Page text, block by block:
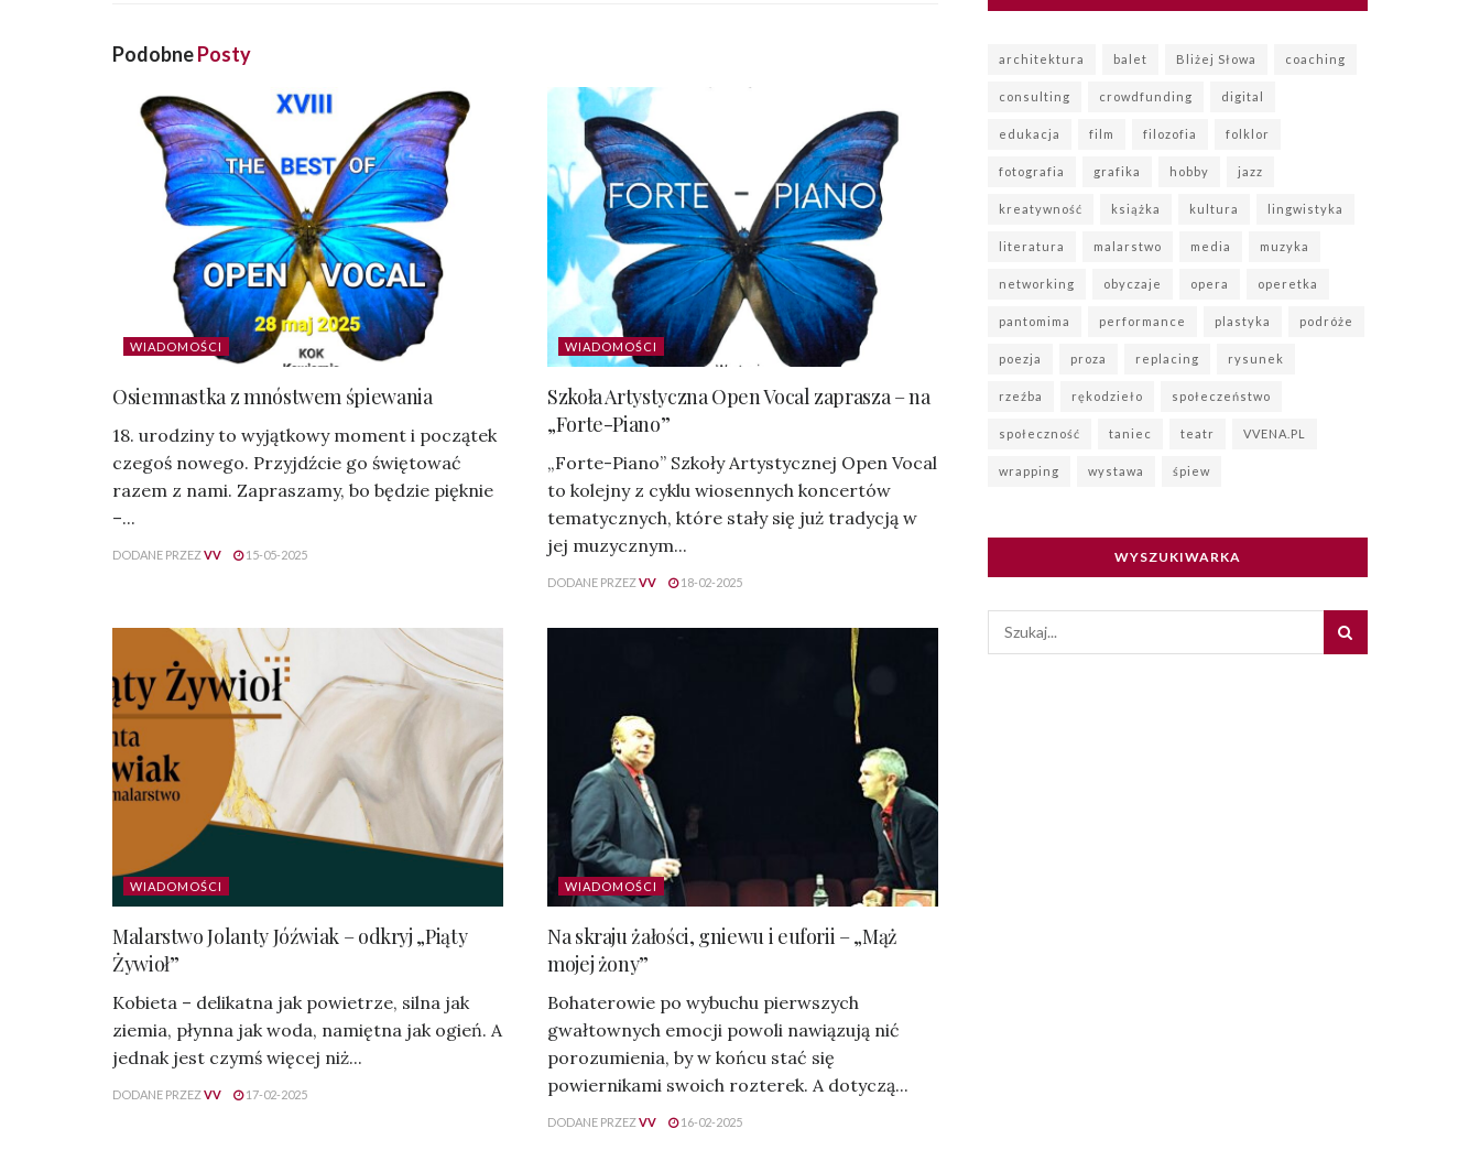
PodobnePosty
WIADOMOŚCI
Osiemnastka z mnóstwem śpiewania
18. urodziny to wyjątkowy moment i początek
czegoś nowego. Przyjdźcie go świętować
razem z nami. Zapraszamy, bo będzie pięknie
–...
DODANE PRZEZVV 15-05-2025
WIADOMOŚCI
Szkoła Artystyczna Open Vocal zaprasza – na
„Forte-Piano”
„Forte-Piano” Szkoły Artystycznej Open Vocal
to kolejny z cyklu wiosennych koncertów
tematycznych, które stały się już tradycją w
jej muzycznym...
DODANE PRZEZVV 18-02-2025
WIADOMOŚCI
Malarstwo Jolanty Jóźwiak – odkryj „Piąty
Żywioł”
Kobieta – delikatna jak powietrze, silna jak
ziemia, płynna jak woda, namiętna jak ogień. A
jednak jest czymś więcej niż...
DODANE PRZEZVV 17-02-2025
WIADOMOŚCI
Na skraju żałości, gniewu i euforii – „Mąż
mojej żony”
Bohaterowie po wybuchu pierwszych
gwałtownych emocji powoli nawiązują nić
porozumienia, by w końcu stać się
powiernikami swoich rozterek. A dotyczą...
DODANE PRZEZVV 16-02-2025
architektura balet Bliżej Słowa coaching
consulting crowdfunding digital
edukacja film filozofia folklor
fotografia grafika hobby jazz
kreatywność książka kultura lingwistyka
literatura malarstwo media muzyka
networking obyczaje opera operetka
pantomima performance plastyka podróże
poezja proza replacing rysunek
rzeźba rękodzieło społeczeństwo
społeczność taniec teatr VVENA.PL
wrapping wystawa śpiew
WYSZUKIWARKA